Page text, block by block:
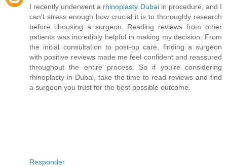
I recently underwent a rhinoplasty Dubaiin procedure, and I
can't stress enough how crucial it is to thoroughly research
before choosing a surgeon. Reading reviews from other
patients was incredibly helpful in making my decision. From
the initial consultation to post-op care, finding a surgeon
with positive reviews made me feel confident and reassured
throughout the entire process. So if you're considering
rhinoplasty in Dubai, take the time to read reviews and find
a surgeon you trust for the best possible outcome.
Responder